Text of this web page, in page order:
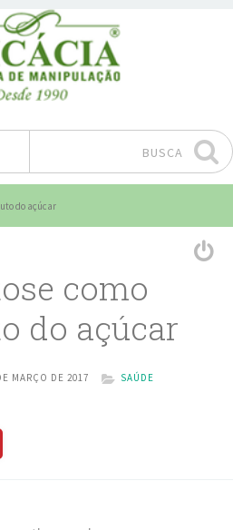
BUSCA
do açúcar
como
do açúcar
MARÇO DE 2017 SAÚDE